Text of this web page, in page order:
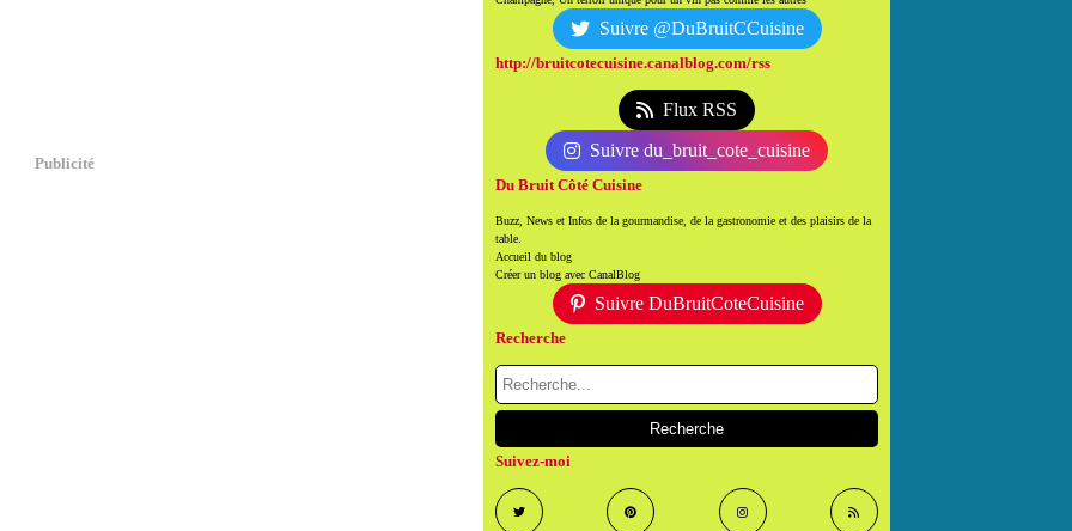
Publicité
Suivre @DuBruitCCuisine
http://bruitcotecuisine.canalblog.com/rss
Flux RSS
Suivre du_bruit_cote_cuisine
Du Bruit Côté Cuisine
Buzz, News et Infos de la gourmandise, de la gastronomie et des plaisirs de la
table.
Accueil du blog
Créer un blog avec CanalBlog
Suivre DuBruitCoteCuisine
Recherche
Suivez-moi